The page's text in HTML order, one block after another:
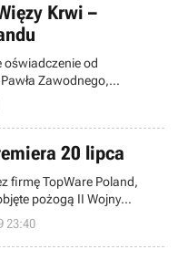
Krwi –
oświadczenie od
Zawodnego,
gry:
20 lipca
firmę TopWare Poland,
pożogą II Wojny
zobaczyć płonący Paryż,
i przejść przez piekło
Summer zabierze Was w
23:40